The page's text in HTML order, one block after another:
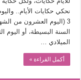
الطعام في الحضارة
يوم شاهدت زينات صدقي
الميلادي …
أكمل القراءة »